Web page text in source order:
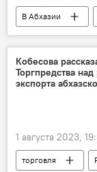
В Абхазии
Дело о тройном
Абхазия
Кобесова
Торгпредства
экспорта
1 августа 2023,
торговля